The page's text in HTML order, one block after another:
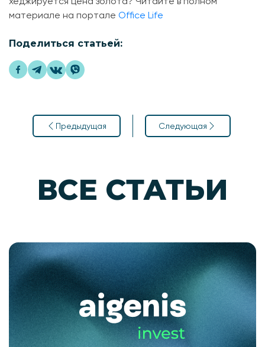
материале на портале Office Life
Поделиться статьей:
Навигация
Предыдущая Следующая
ВСЕ СТАТЬИ